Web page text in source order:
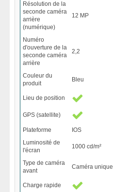
Résolution de la
seconde caméra
arrière
(numérique)
12 MP
Numéro
d'ouverture de la
seconde caméra
arrière
2,2
Couleur du
produit
Bleu
Lieu de position
GPS (satellite)
Plateforme
IOS
Luminosité de
l'écran
1000 cd/m²
Type de caméra
avant
Caméra unique
Charge rapide